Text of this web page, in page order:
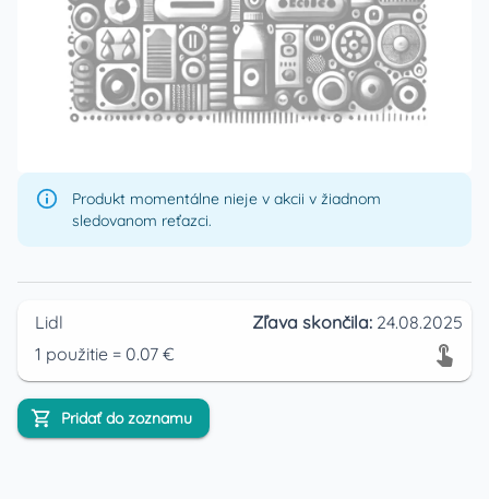
Produkt momentálne nieje v akcii v žiadnom
sledovanom reťazci.
Lidl Zľava skončila: 24.08.2025
1 použitie = 0.07 €
Pridať do zoznamu